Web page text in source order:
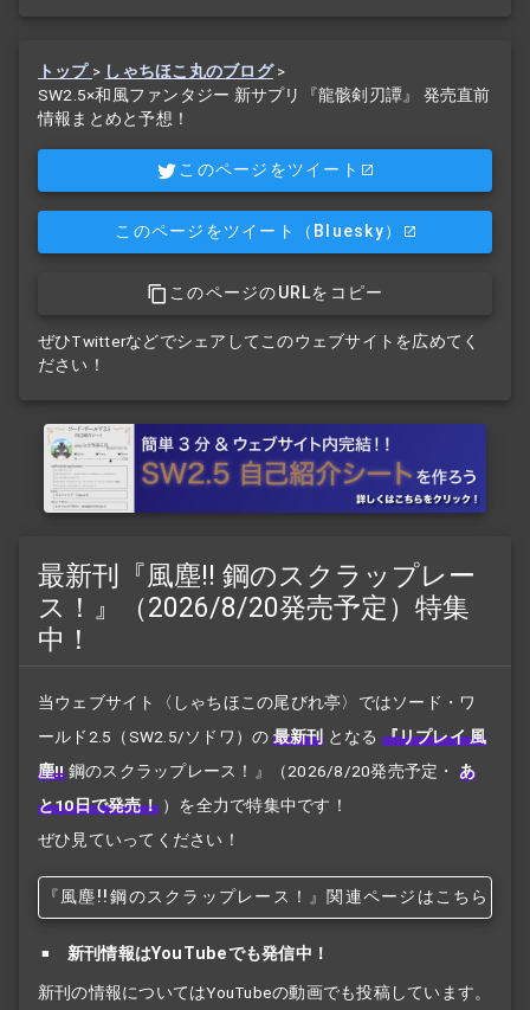
トップ > しゃちほこ丸のブログ>
SW2.5×和風ファンタジー 新サプリ『龍骸剣刃譚』 発売直前
情報まとめと予想！
このページをツイート
このページをツイート （Bluesky）
このページのURLをコピー
ぜひTwitterなどでシェアしてこのウェブサイトを広めてく
ださい！
最新刊『風塵!! 鋼のスクラップレー
ス！』（2026/8/20発売予定）特集
中！
当ウェブサイト〈しゃちほこの尾びれ亭〉ではソード・ワ
ールド2.5（SW2.5/ソドワ）の 最新刊 となる 『リプレイ 風
塵!! 鋼のスクラップレース！』 （2026/8/20発売予定・ あ
と10日で発売！ ）を全力で特集中です！
ぜひ見ていってください！
『風塵!! 鋼のスクラップレース！』関連ページはこちら
新刊情報はYouTubeでも発信中！
新刊の情報についてはYouTubeの動画でも投稿しています。